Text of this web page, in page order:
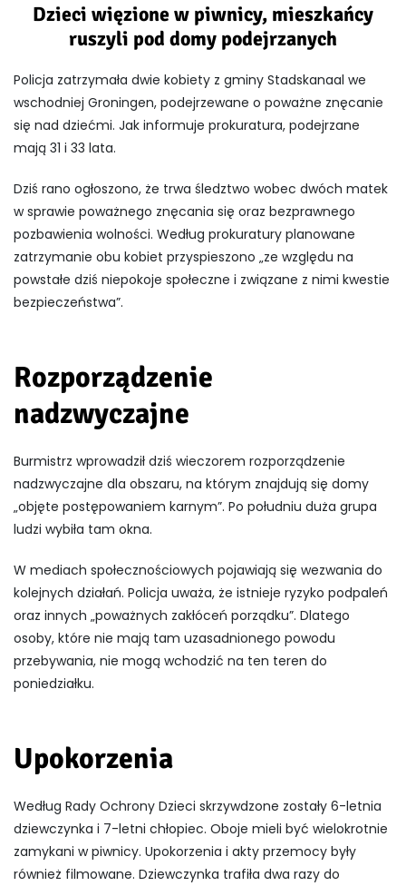
Dzieci więzione w piwnicy, mieszkańcy
ruszyli pod domy podejrzanych
Policja zatrzymała dwie kobiety z gminy Stadskanaal we
wschodniej Groningen, podejrzewane o poważne znęcanie
się nad dziećmi. Jak informuje prokuratura, podejrzane
mają 31 i 33 lata.
Dziś rano ogłoszono, że trwa śledztwo wobec dwóch matek
w sprawie poważnego znęcania się oraz bezprawnego
pozbawienia wolności. Według prokuratury planowane
zatrzymanie obu kobiet przyspieszono „ze względu na
powstałe dziś niepokoje społeczne i związane z nimi kwestie
bezpieczeństwa”.
Rozporządzenie
nadzwyczajne
Burmistrz wprowadził dziś wieczorem rozporządzenie
nadzwyczajne dla obszaru, na którym znajdują się domy
„objęte postępowaniem karnym”. Po południu duża grupa
ludzi wybiła tam okna.
W mediach społecznościowych pojawiają się wezwania do
kolejnych działań. Policja uważa, że istnieje ryzyko podpaleń
oraz innych „poważnych zakłóceń porządku”. Dlatego
osoby, które nie mają tam uzasadnionego powodu
przebywania, nie mogą wchodzić na ten teren do
poniedziałku.
Upokorzenia
Według Rady Ochrony Dzieci skrzywdzone zostały 6-letnia
dziewczynka i 7-letni chłopiec. Oboje mieli być wielokrotnie
zamykani w piwnicy. Upokorzenia i akty przemocy były
również filmowane. Dziewczynka trafiła dwa razy do